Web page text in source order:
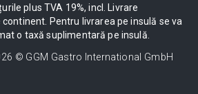
plus TVA 19%, incl. Livrare
Pentru livrarea pe insulă se va
o taxă suplimentară pe insulă.
© GGM Gastro International GmbH